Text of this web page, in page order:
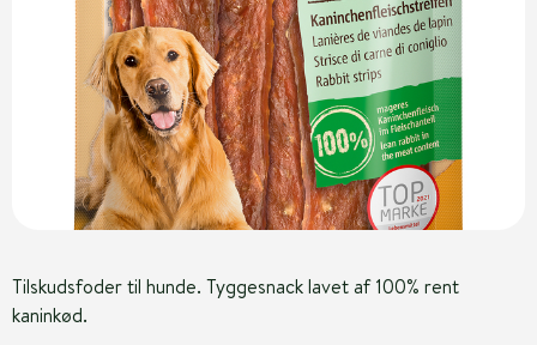
Tilskudsfoder til hunde. Tyggesnack lavet af 100% rent
kaninkød.